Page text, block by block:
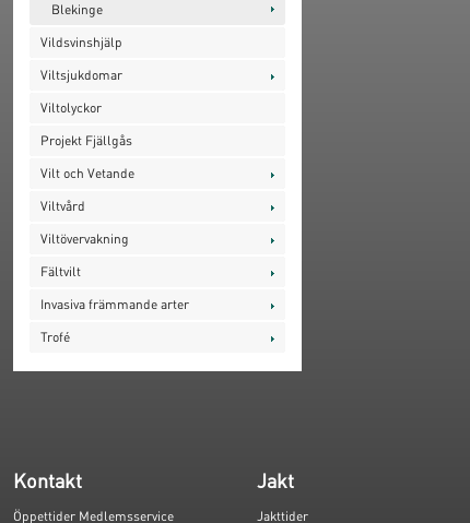
Blekinge
Vildsvinshjälp
Viltsjukdomar
Viltolyckor
Projekt Fjällgås
Vilt och Vetande
Viltvård
Viltövervakning
Fältvilt
Invasiva främmande arter
Trofé
Kontakt
Öppettider Medlemsservice
Jakt
Jakttider